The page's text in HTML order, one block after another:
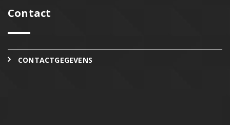
Contact
CONTACTGEGEVENS